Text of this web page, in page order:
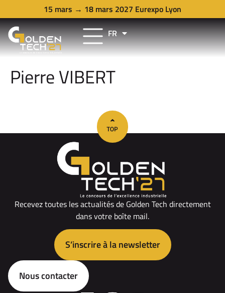
15 mars → 18 mars 2027 Eurexpo Lyon
FR
EN
Pierre VIBERT
Recevez toutes les actualités de Golden Tech directement
dans votre boîte mail.
S’inscrire à la newsletter
Nous contacter